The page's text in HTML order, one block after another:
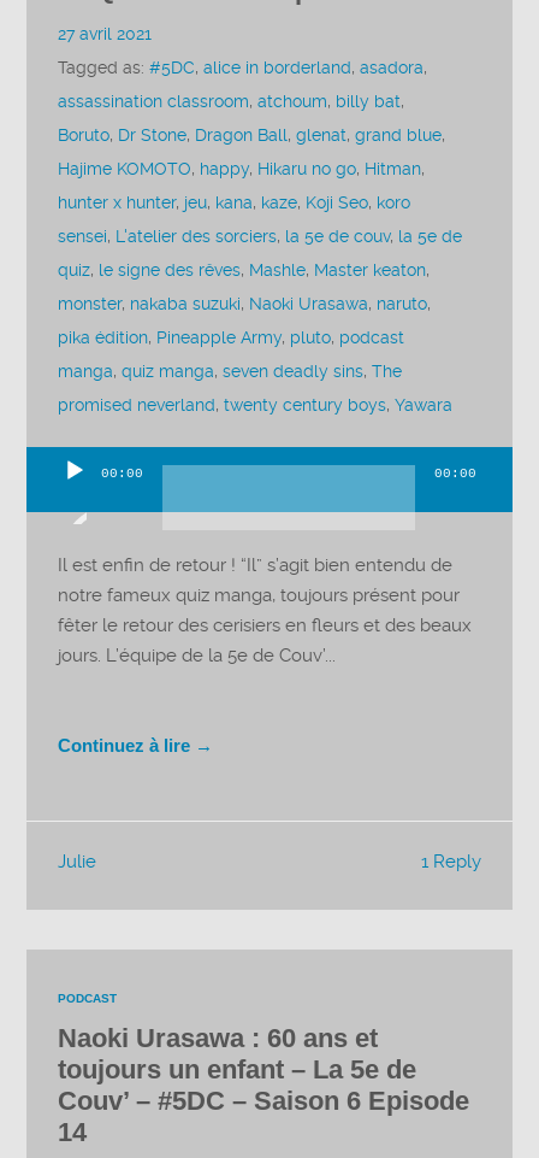
27 avril 2021
Tagged as:#5DC,alice in borderland,asadora,
assassination classroom,atchoum, billy bat,
Boruto, Dr Stone, Dragon Ball,glenat,grand blue,
Hajime KOMOTO, happy, Hikaru no go, Hitman,
hunter x hunter, jeu, kana, kaze, Koji Seo, koro
sensei, L'atelier des sorciers, la 5e de couv, la 5e de
quiz, le signe des rêves, Mashle, Master keaton,
monster, nakaba suzuki, Naoki Urasawa, naruto,
pika édition, Pineapple Army, pluto, podcast
manga,quiz manga,seven deadly sins,The
promised neverland,twenty century boys,Yawara
audio
00:00 00:00
Il est enfin de retour ! “Il” s’agit bien entendu de
notre fameux quiz manga, toujours présent pour
fêter le retour des cerisiers en fleurs et des beaux
jours. L’équipe de la 5e de Couv’...
Continuez à lire →
1 Reply
Julie
PODCAST
Naoki Urasawa : 60 ans et
toujours un enfant – La 5e de
Couv’ – #5DC – Saison 6 Episode
14